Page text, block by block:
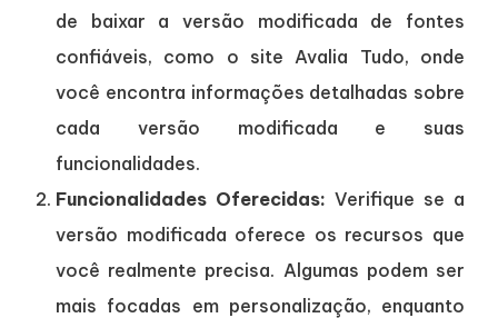
de baixar a versão modificada de fontes
confiáveis, como o site Avalia Tudo, onde
você encontra informações detalhadas sobre
cada versão modificada e suas
funcionalidades.
Funcionalidades Oferecidas: Verifique se a
versão modificada oferece os recursos que
você realmente precisa. Algumas podem ser
mais focadas em personalização, enquanto